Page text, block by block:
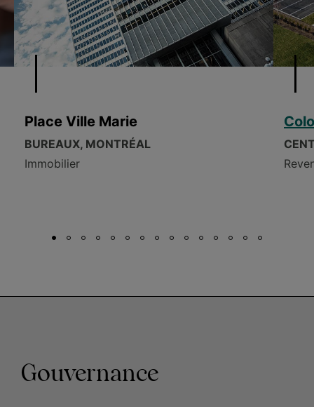
Place Ville Marie
BUREAUX, MONTRÉAL
Immobilier
Gouvernance